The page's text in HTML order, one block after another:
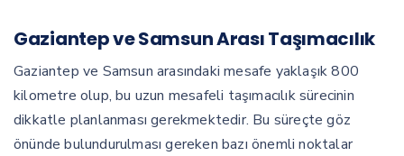
Gaziantep ve Samsun Arası Taşımacılık
Gaziantep ve Samsun arasındaki mesafe yaklaşık 800
kilometre olup, bu uzun mesafeli taşımacılık sürecinin
dikkatle planlanması gerekmektedir. Bu süreçte göz
önünde bulundurulması gereken bazı önemli noktalar